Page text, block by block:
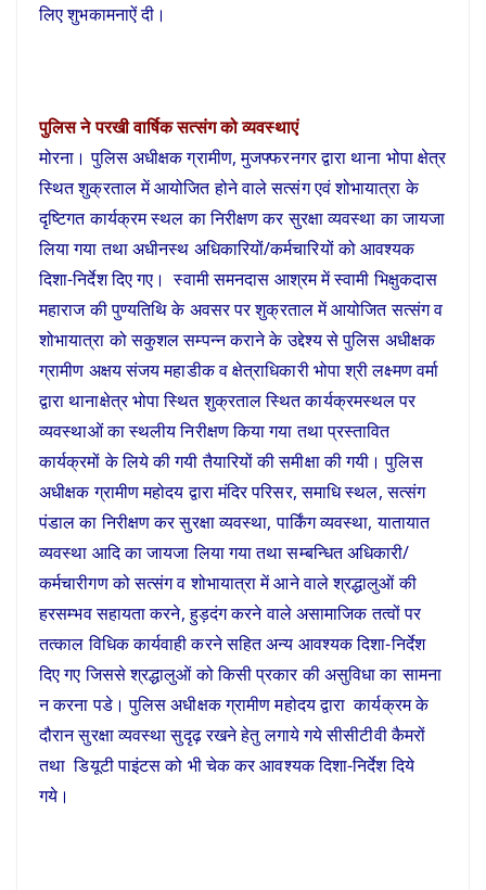
लिए शुभकामनाऐं दी।
पुलिस ने परखी वार्षिक सत्संग को व्यवस्थाएं
मोरना। पुलिस अधीक्षक ग्रामीण, मुजफ्फरनगर द्वारा थाना भोपा क्षेत्र
स्थित शुक्रताल में आयोजित होने वाले सत्संग एवं शोभायात्रा के
दृष्टिगत कार्यक्रम स्थल का निरीक्षण कर सुरक्षा व्यवस्था का जायजा
लिया गया तथा अधीनस्थ अधिकारियों/कर्मचारियों को आवश्यक
दिशा-निर्देश दिए गए। स्वामी समनदास आश्रम में स्वामी भिक्षुकदास
महाराज की पुण्यतिथि के अवसर पर शुक्रताल में आयोजित सत्संग व
शोभायात्रा को सकुशल सम्पन्न कराने के उद्देश्य से पुलिस अधीक्षक
ग्रामीण अक्षय संजय महाडीक व क्षेत्राधिकारी भोपा श्री लक्ष्मण वर्मा
द्वारा थानाक्षेत्र भोपा स्थित शुक्रताल स्थित कार्यक्रमस्थल पर
व्यवस्थाओं का स्थलीय निरीक्षण किया गया तथा प्रस्तावित
कार्यक्रमों के लिये की गयी तैयारियों की समीक्षा की गयी। पुलिस
अधीक्षक ग्रामीण महोदय द्वारा मंदिर परिसर, समाधि स्थल, सत्संग
पंडाल का निरीक्षण कर सुरक्षा व्यवस्था, पार्किंग व्यवस्था, यातायात
व्यवस्था आदि का जायजा लिया गया तथा सम्बन्धित अधिकारी/
कर्मचारीगण को सत्संग व शोभायात्रा में आने वाले श्रद्धालुओं की
हरसम्भव सहायता करने, हुड़दंग करने वाले असामाजिक तत्वों पर
तत्काल विधिक कार्यवाही करने सहित अन्य आवश्यक दिशा-निर्देश
दिए गए जिससे श्रद्धालुओं को किसी प्रकार की असुविधा का सामना
न करना पडे। पुलिस अधीक्षक ग्रामीण महोदय द्वारा कार्यक्रम के
दौरान सुरक्षा व्यवस्था सुदृढ़ रखने हेतु लगाये गये सीसीटीवी कैमरों
तथा डियूटी पाइंटस को भी चेक कर आवश्यक दिशा-निर्देश दिये
गये।